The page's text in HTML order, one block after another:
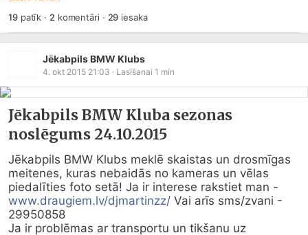
19patīk · 2 komentāri · 29 iesaka
Jēkabpils BMW Klubs
4. okt 2015 21:03 · Lasīšanai 1 min
Jēkabpils BMW Kluba sezonas
noslēgums 24.10.2015
Jēkabpils BMW Klubs meklē skaistas un drosmīgas
meitenes, kuras nebaidās no kameras un vēlas
www.draugiem.lv/djmartinzz/ Vai arīs sms/zvani -
29950858
Ja ir problēmas ar transportu un tikšanu uz